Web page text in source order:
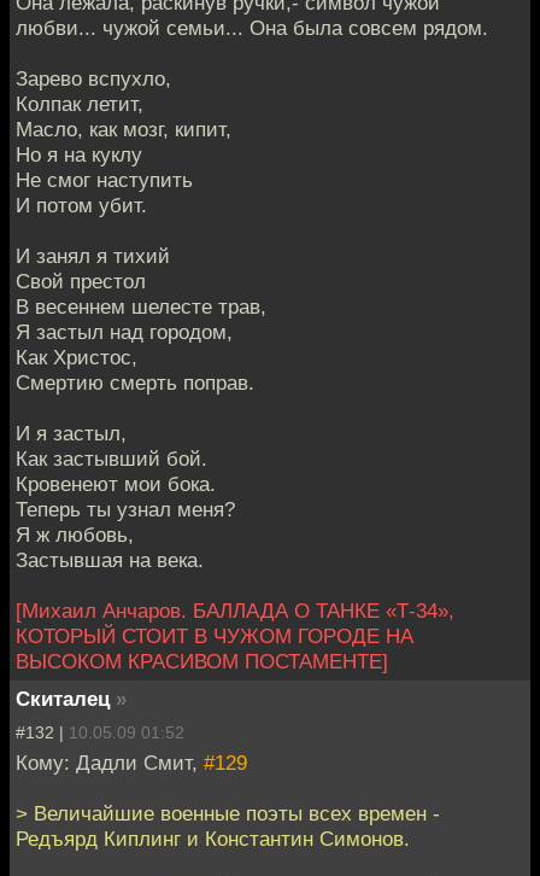
любви... чужой семьи... Она была совсем рядом.
Зарево вспухло,
Колпак летит,
Масло, как мозг, кипит,
Но я на куклу
Не смог наступить
И потом убит.
И занял я тихий
Свой престол
В весеннем шелесте трав,
Я застыл над городом,
Как Христос,
Смертию смерть поправ.
И я застыл,
Как застывший бой.
Кровенеют мои бока.
Теперь ты узнал меня?
Я ж любовь,
Застывшая на века.
[Михаил Анчаров. БАЛЛАДА О ТАНКЕ «Т-34»,
КОТОРЫЙ СТОИТ В ЧУЖОМ ГОРОДЕ НА
ВЫСОКОМ КРАСИВОМ ПОСТАМЕНТЕ]
Скиталец »
#132 | 10.05.09 01:52
Кому: Дадли Смит, #129
> Величайшие военные поэты всех времен -
Редъярд Киплинг и Константин Симонов.